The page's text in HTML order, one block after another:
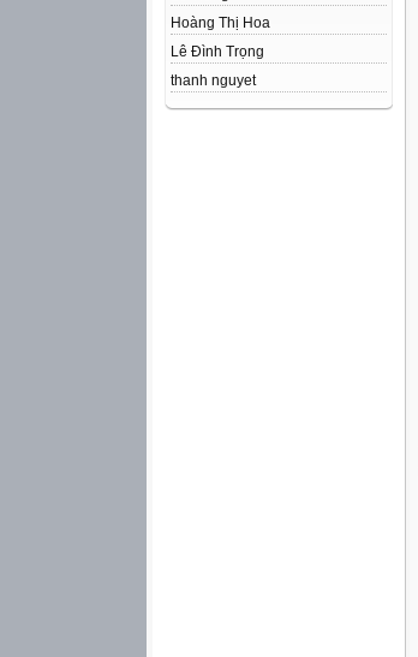
Hoàng Thị Hoa
Lê Đình Trọng
thanh nguyet